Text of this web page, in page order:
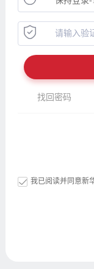
找回密码
我已阅读并同意新